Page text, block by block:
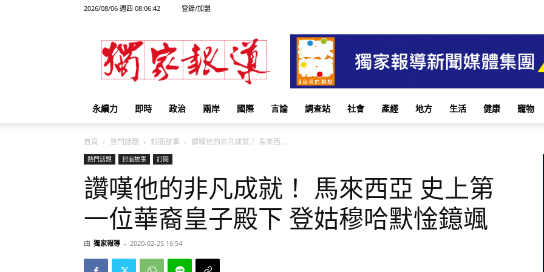
2026/08/06 週四 08:06:42 登錄/加盟
獨
家
報
永續力 即時 政治 兩岸 國際 言論 調查站 社會 產經 地方 生活 健康 寵物
首頁 熱門話題 封面故事 讚嘆他的非凡成就！ 馬來西...
熱門話題 封面故事 訂閱
讚嘆他的非凡成就！ 馬來西亞 史上第
一位華裔皇子殿下 登姑穆哈默惍鐿颯
由 獨家報導 - 2020-02-25 16:54